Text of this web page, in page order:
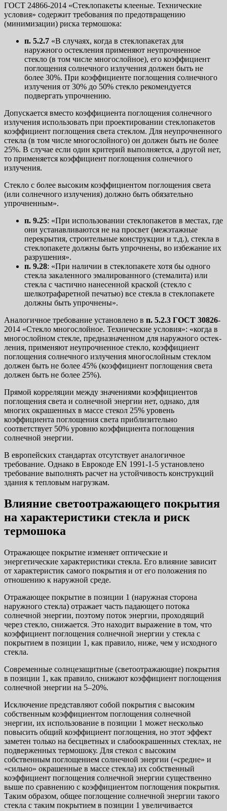
ГОСТ 24866-2014 «Стеклопакеты клееные. Технические
условия» содержит требования по предотвращению
(минимизации) риска термошока:
п. 5.2.7 «В случаях, когда в стеклопакетах для
наружного остекления применяют неупрочненное
стекло (в том числе многослойное), его коэффициент
поглощения солнечного излучения должен быть не
более 30%. При коэффициенте поглощения солнечного
излучения от 30% до 50% стекло рекомендуется
подвергать упрочнению.
Допускается вместо коэффициента поглощения солнечного
излучения использовать при проектировании стеклопакетов
коэффициент поглощения света стеклом. Для неупрочненного
стекла (в том числе многослойного) он должен быть не более
25%. В случае если один критерий выполняется, а другой нет,
то применяется коэффициент поглощения солнечного
излучения.
Стекло с более высоким коэффициентом поглощения света
(или солнечного излуче­ния) должно быть обязательно
упрочненным».
п. 9.25: «При использовании стеклопакетов в местах, где
они устанавливаются не на просвет (межэтажные
перекрытия, строительные конструкции и т.д.), стекла в
стеклопакете должны быть упрочнены, во избежание их
разрушения».
п. 9.28: «При наличии в стеклопакете хотя бы одного
стекла закаленного эмали­ро­ван­ного (стемалита) или
стекла с частично нанесенной краской (стекло с
шелкотрафаретной печатью) все стекла в стеклопакете
должны быть упрочнены».
Аналогичное требование установлено в п. 5.2.3 ГОСТ 30826-
2014 «Стекло многослой­ное. Технические условия»: «когда в
многослойном стекле, предназначенном для наружного ос­тек­
ления, применяют неупрочненное стекло, коэффициент
поглощения солнечного излуче­ния многослойным стеклом
должен быть не более 45% (коэффициент поглощения света
должен быть не более 25%).
Прямой корреляции между значениями коэффициентов
поглощения света и солнечной энергии нет, однако, для
многих окрашенных в массе стекол 25% уровень
коэффициента поглощения света приблизительно
соответствует 50% уровню коэффициента поглощения
солнечной энергии.
В европейских стандартах отсутствует аналогичное
требование. Однако в Еврокоде EN 1991-1-5 установлено
требование выполнять расчет на устойчивость конструкций
здания к тепловым нагрузкам.
Влияние светоотражающего покрытия
на характеристики стекла и риск
термошока
Отражающее покрытие изменяет оптические и
энергетические характеристики стекла. Его влияние зависит
от характеристик самого покрытия и от его положения по
отношению к наружной среде.
Отражающее покрытие в позиции 1 (наружная сторона
наружного стекла) отражает часть падающего потока
солнечной энергии, поэтому поток энергии, проходящий
через стекло, снижается. Это находит выражение в том, что
коэффициент поглощения солнечной энергии у стекла с
покрытием в позиции 1, как правило, ниже, чем у исходного
стекла.
Современные солнцезащитные (светоотражающие) покрытия
в позиции 1, как правило, снижают коэффициент поглощения
солнечной энергии на 5–20%.
Исключение представляют собой покрытия с высоким
собственным коэффициентом поглощения солнечной
энергии, их использование в позиции 1 может несколько
повысить общий коэффициент поглощения, но этот эффект
заметен только на бесцветных и слабоокрашенных стеклах, не
подверженных термошоку. Для стекол с высоким
собственным поглощением солнечной энергии («средне» и
«сильно» окрашенные в массе стекла) их собственный
коэффициент поглощения солнечной энергии существенно
выше по сравнению с коэффициентом поглощения покрытия.
Таким образом, общее поглощение солнечной энергии такого
стекла с таким покрытием в позиции 1 увеличивается